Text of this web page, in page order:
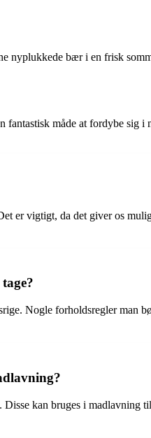
bær i en frisk
måde at fordybe sig
er vigtigt, da det giver os
Nogle forholdsregler man
kan bruges i madlavning